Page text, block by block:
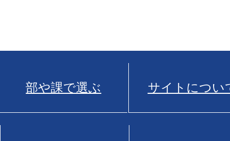
部や課で選ぶ サイトについ